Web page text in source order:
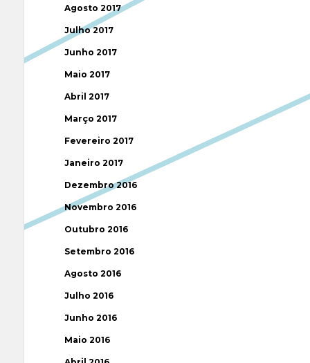
Agosto 2017
Julho 2017
Junho 2017
Maio 2017
Abril 2017
Março 2017
Fevereiro 2017
Janeiro 2017
Dezembro 2016
Novembro 2016
Outubro 2016
Setembro 2016
Agosto 2016
Julho 2016
Junho 2016
Maio 2016